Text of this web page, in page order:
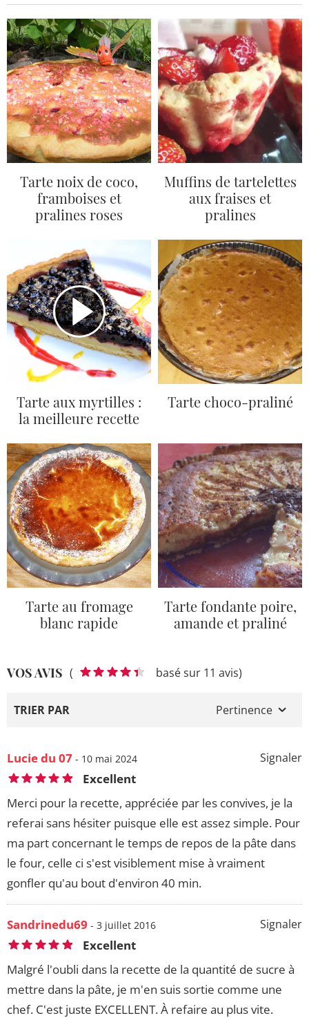
Tarte noix de coco,
framboises et
pralines roses
Muffins de tartelettes
aux fraises et
pralines
Tarte aux myrtilles :
la meilleure recette
Tarte choco-praliné
Tarte au fromage
blanc rapide
Tarte fondante poire,
amande et praliné
VOS AVIS ( basé sur 11 avis)
TRIER PAR Pertinence
Signaler
Lucie du 07 - 10 mai 2024
Excellent
Merci pour la recette, appréciée par les convives, je la
referai sans hésiter puisque elle est assez simple. Pour
ma part concernant le temps de repos de la pâte dans
le four, celle ci s'est visiblement mise à vraiment
gonfler qu'au bout d'environ 40 min.
Signaler
Sandrinedu69 - 3 juillet 2016
Excellent
Malgré l'oubli dans la recette de la quantité de sucre à
mettre dans la pâte, je m'en suis sortie comme une
chef. C'est juste EXCELLENT. À refaire au plus vite.